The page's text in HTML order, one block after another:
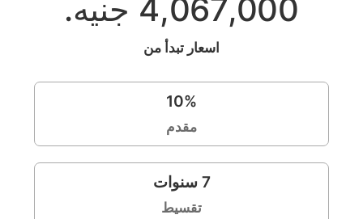
4,067,000 جنيه.
اسعار تبدأ من
10%
مقدم
7 سنوات
تقسيط